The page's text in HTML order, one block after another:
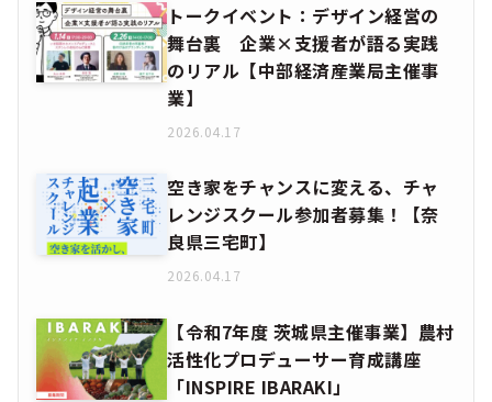
トークイベント：デザイン経営の
舞台裏 企業×支援者が語る実践
のリアル【中部経済産業局主催事
業】
2026.04.17
空き家をチャンスに変える、チャ
レンジスクール参加者募集！【奈
良県三宅町】
2026.04.17
【令和7年度 茨城県主催事業】農村
活性化プロデューサー育成講座
「INSPIRE IBARAKI」